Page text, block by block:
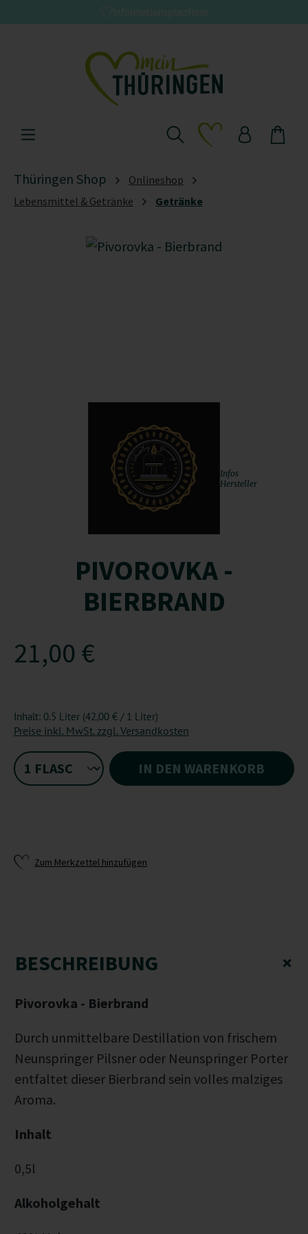
Du hast 0 Produkte
Thüringen Shop
Onlineshop
Lebensmittel & Getränke
Getränke
Bildergalerie überspringen
Infos
Hersteller
PIVOROVKA -
BIERBRAND
21,00 €
Inhalt: 0.5 Liter (42,00 € / 1 Liter)
Preise inkl. MwSt. zzgl. Versandkosten
IN DEN WARENKORB
Zum Merkzettel hinzufügen
BESCHREIBUNG +
Pivorovka - Bierbrand
Durch unmittelbare Destillation von frischem
Neunspringer Pilsner oder Neunspringer Porter
entfaltet dieser Bierbrand sein volles malziges
Aroma.
Inhalt
0,5l
Alkoholgehalt